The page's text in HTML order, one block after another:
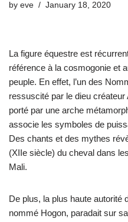
by eve January 18, 2020
La figure équestre est
référence à la cosmogonie et
peuple. En effet, l’un des
ressuscité par le dieu
porté par une arche
associe les symboles de
Des chants et des mythes
(XIIe siècle) du cheval dans
Mali.
De plus, la plus haute autorité
nommé Hogon, paradait sur